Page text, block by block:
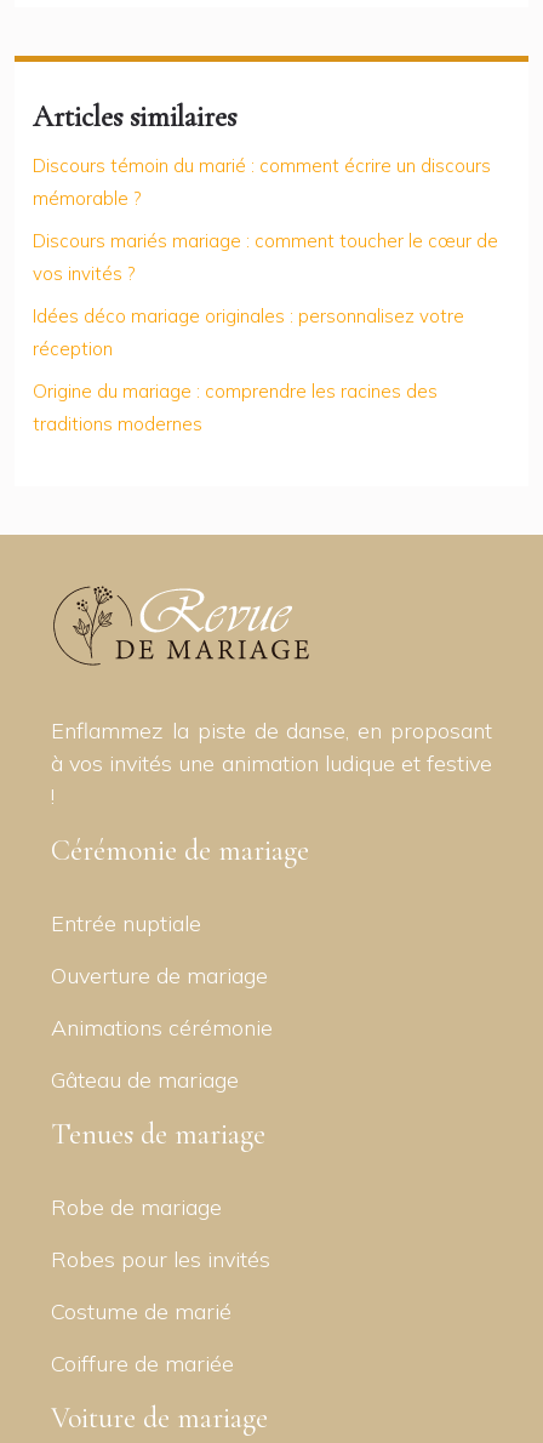
Articles similaires
Discours témoin du marié : comment écrire un discours
mémorable ?
Discours mariés mariage : comment toucher le cœur de
vos invités ?
Idées déco mariage originales : personnalisez votre
réception
Origine du mariage : comprendre les racines des
traditions modernes
Enflammez la piste de danse, en proposant
à vos invités une animation ludique et festive
!
Cérémonie de mariage
Entrée nuptiale
Ouverture de mariage
Animations cérémonie
Gâteau de mariage
Tenues de mariage
Robe de mariage
Robes pour les invités
Costume de marié
Coiffure de mariée
Voiture de mariage